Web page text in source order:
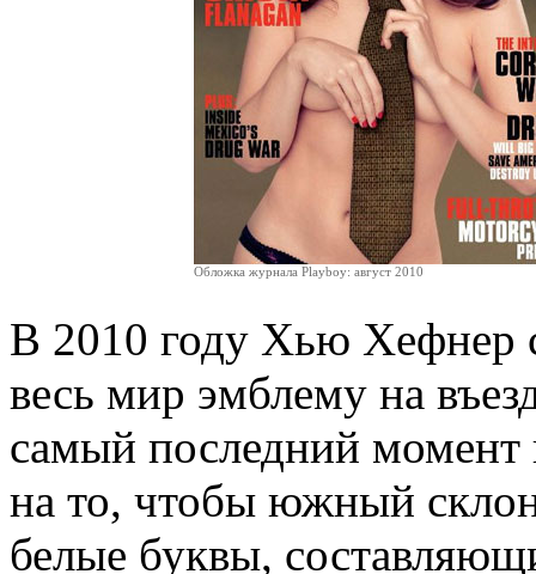
Обложка журнала Playboy: август 2010
В 2010 году Хью Хефнер
весь мир эмблему на
самый последний момент
на то, чтобы южный склон
белые буквы,